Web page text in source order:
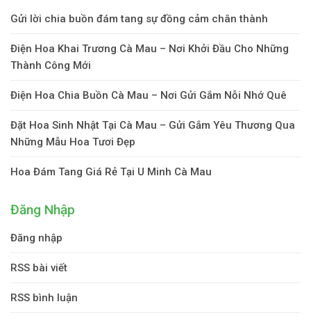
Gửi lời chia buồn đám tang sự đồng cảm chân thành
Điện Hoa Khai Trương Cà Mau – Nơi Khởi Đầu Cho Những
Thành Công Mới
Điện Hoa Chia Buồn Cà Mau – Nơi Gửi Gắm Nỗi Nhớ Quê
Đặt Hoa Sinh Nhật Tại Cà Mau – Gửi Gắm Yêu Thương Qua
Những Mẫu Hoa Tươi Đẹp
Hoa Đám Tang Giá Rẻ Tại U Minh Cà Mau
Đăng Nhập
Đăng nhập
RSS bài viết
RSS bình luận